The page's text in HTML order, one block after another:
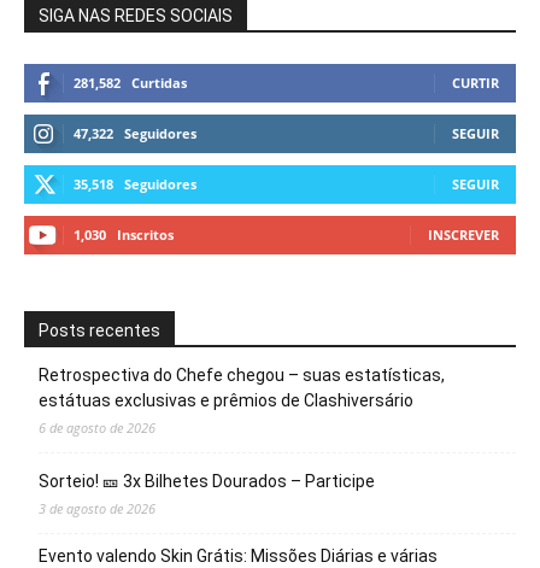
SIGA NAS REDES SOCIAIS
281,582 Curtidas CURTIR
47,322 Seguidores SEGUIR
35,518 Seguidores SEGUIR
1,030 Inscritos INSCREVER
Posts recentes
Retrospectiva do Chefe chegou – suas estatísticas,
estátuas exclusivas e prêmios de Clashiversário
6 de agosto de 2026
Sorteio! 🎫 3x Bilhetes Dourados – Participe
3 de agosto de 2026
Evento valendo Skin Grátis: Missões Diárias e várias